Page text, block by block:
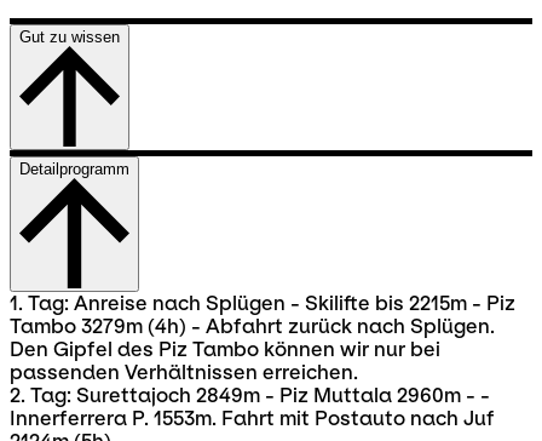
Gut zu wissen
Detailprogramm
1. Tag: Anreise nach Splügen - Skilifte bis 2215m - Piz
Tambo 3279m (4h) - Abfahrt zurück nach Splügen.
Den Gipfel des Piz Tambo können wir nur bei
passenden Verhältnissen erreichen.
2. Tag: Surettajoch 2849m - Piz Muttala 2960m - -
Innerferrera P. 1553m. Fahrt mit Postauto nach Juf